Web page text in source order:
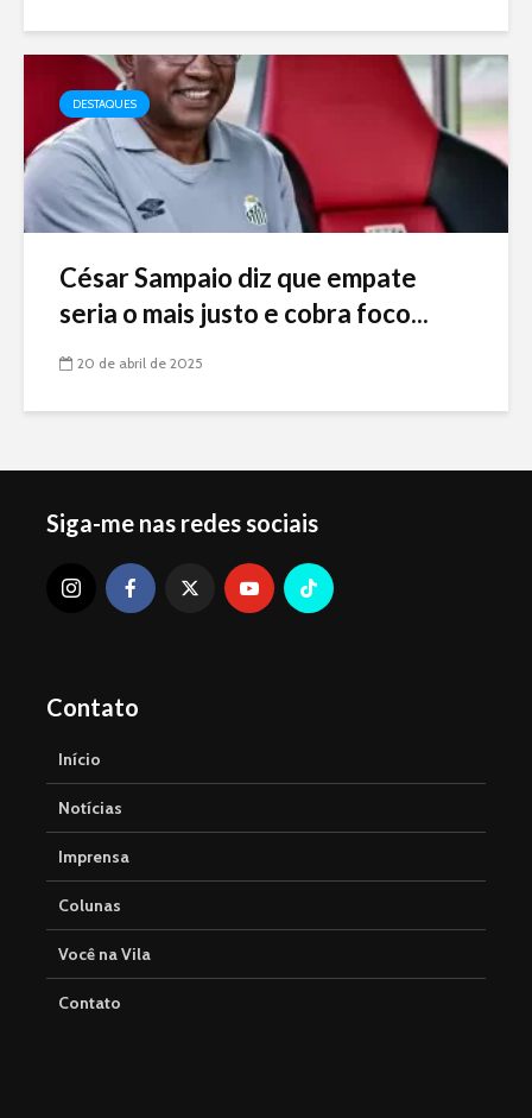
DESTAQUES
César Sampaio diz que empate
seria o mais justo e cobra foco...
20 de abril de 2025
Siga-me nas redes sociais
Contato
Início
Notícias
Imprensa
Colunas
Você na Vila
Contato